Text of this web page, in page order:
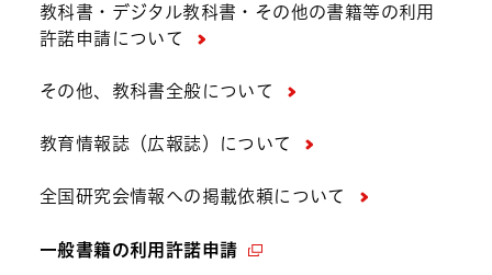
教科書・デジタル教科書・その他の書籍等の利用
許諾申請について
その他、教科書全般について
教育情報誌（広報誌）について
全国研究会情報への掲載依頼について
一般書籍の利用許諾申請